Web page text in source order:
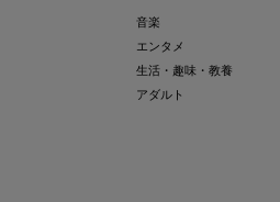
音楽
エンタメ
生活・趣味・教養
アダルト